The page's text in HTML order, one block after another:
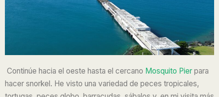
Continúe hacia el oeste hasta el cercano Mosquito Pier para
hacer snorkel. He visto una variedad de peces tropicales,